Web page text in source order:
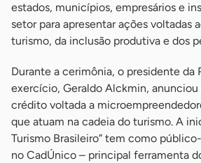
estados, municípios, empresários e
setor para apresentar ações voltadas
turismo, da inclusão produtiva e dos
Durante a cerimônia, o presidente da
exercício, Geraldo Alckmin, anunciou
crédito voltada a
que atuam na cadeia do turismo. A
Turismo Brasileiro” tem como
no CadÚnico – principal ferramenta